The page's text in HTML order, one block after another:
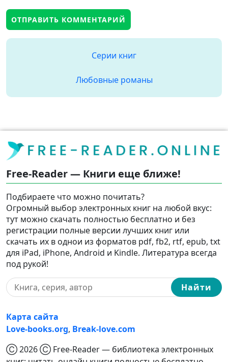
Серии книг
Любовные романы
Free-Reader — Книги еще ближе!
Подбираете что можно почитать?
Огромный выбор электронных книг на любой вкус:
тут можно скачать полностью бесплатно и без
регистрации полные версии лучших книг или
скачать их в однои из форматов pdf, fb2, rtf, epub, txt
для iPad, iPhone, Android и Kindle. Литература всегда
под рукой!
Найти
Карта сайта
Love-books.org, Break-love.com
Ⓒ 2026 Ⓒ Free-Reader — библиотека электронных